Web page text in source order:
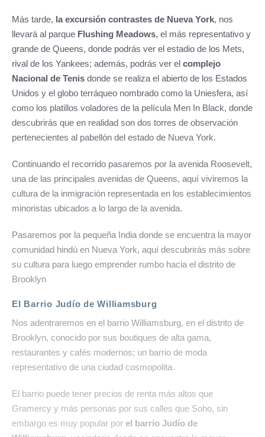
Más tarde, la excursión contrastes de Nueva York, nos
llevará al parque Flushing Meadows, el más representativo y
grande de Queens, donde podrás ver el estadio de los Mets,
rival de los Yankees; además, podrás ver el complejo
Nacional de Tenis donde se realiza el abierto de los Estados
Unidos y el globo terráqueo nombrado como la Uniesfera, así
como los platillos voladores de la película Men In Black, donde
descubrirás que en realidad son dos torres de observación
pertenecientes al pabellón del estado de Nueva York.
Continuando el recorrido pasaremos por la avenida Roosevelt,
una de las principales avenidas de Queens, aquí viviremos la
cultura de la inmigración representada en los establecimientos
minoristas ubicados a lo largo de la avenida.
Pasaremos por la pequeña India donde se encuentra la mayor
comunidad hindú en Nueva York, aquí descubrirás más sobre
su cultura para luego emprender rumbo hacia el distrito de
Brooklyn
El Barrio Judío de Williamsburg
Nos adentraremos en el barrio Williamsburg, en el distrito de
Brooklyn, conocido por sus boutiques de alta gama,
restaurantes y cafés modernos; un barrio de moda
representativo de una ciudad cosmopolita.
El barrio puede tener precios de renta más altos que
Gramercy y más personas por sus calles que Soho, sin
embargo es muy popular por el barrio Judío de